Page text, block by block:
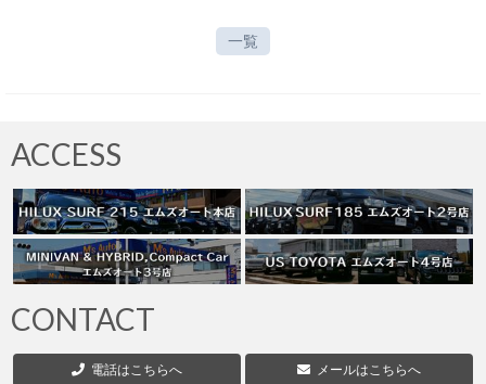
トップメッセージ
スタッフ紹介
ブログ
イベント
ニュース
スタッフブログ
一覧
ACCESS
CONTACT
電話はこちらへ メールはこちらへ